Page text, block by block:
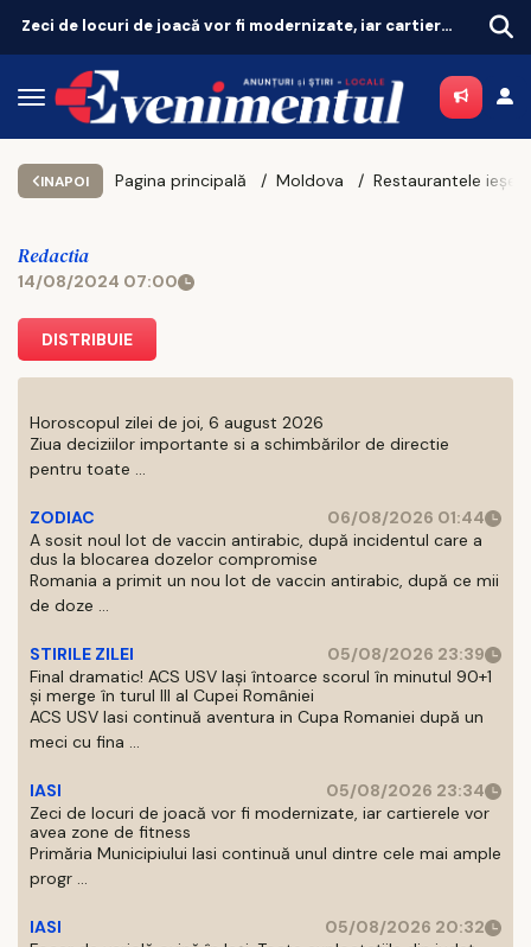
Revoluție în tratarea menopauzei! Terapia hormonală revine, după 25 de ani de controverse
INAPOI Pagina principală Moldova
Redactia
14/08/2024 07:00
DISTRIBUIE
Horoscopul zilei de joi, 6 august 2026
Ziua deciziilor importante si a schimbărilor de directie
pentru toate ...
ZODIAC
06/08/2026 01:44
A sosit noul lot de vaccin antirabic, după incidentul care a
dus la blocarea dozelor compromise
Romania a primit un nou lot de vaccin antirabic, după ce mii
de doze ...
STIRILE ZILEI
05/08/2026 23:39
Final dramatic! ACS USV Iași întoarce scorul în minutul 90+1
și merge în turul III al Cupei României
ACS USV Iasi continuă aventura in Cupa Romaniei după un
meci cu fina ...
IASI
05/08/2026 23:34
Zeci de locuri de joacă vor fi modernizate, iar cartierele vor
avea zone de fitness
Primăria Municipiului Iasi continuă unul dintre cele mai ample
progr ...
IASI
05/08/2026 20:32